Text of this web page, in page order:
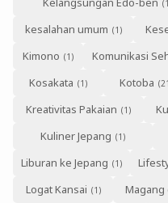
kesalahan umum
Kimono
Komunikasi
Kosakata
Kotoba
Kreativitas Pakaian
Kuliner Jepang
Liburan ke Jepang
Logat Kansai
Magang